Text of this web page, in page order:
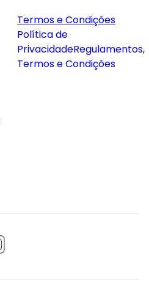
Termos e Condições
Política de
PrivacidadeRegulamentos,
Termos e Condições